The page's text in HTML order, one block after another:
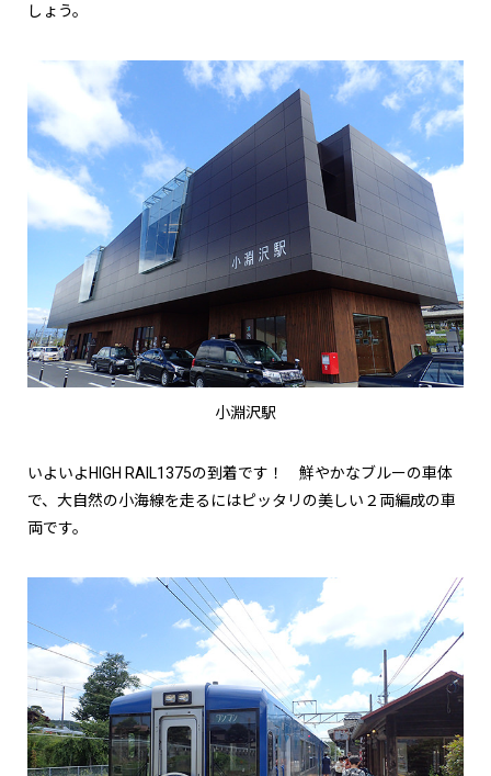
しょう。
小淵沢駅
いよいよHIGH RAIL1375の到着です！ 鮮やかなブルーの車体
で、大自然の小海線を走るにはピッタリの美しい２両編成の車
両です。